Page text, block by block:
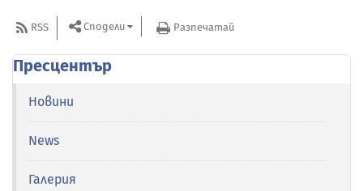
RSS Сподели Разпечатай
Пресцентър
Новини
News
Галерия